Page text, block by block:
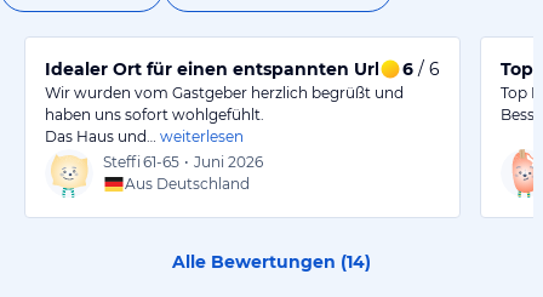
Idealer Ort für einen entspannten Urlaub
6 / 6
Wir wurden vom Gastgeber herzlich begrüßt und
haben uns sofort wohlgefühlt.
Das Haus und…
weiterlesen
Steffi 61-65 • Juni 2026
Aus Deutschland
Top
Top
Alle Bewertungen (14)